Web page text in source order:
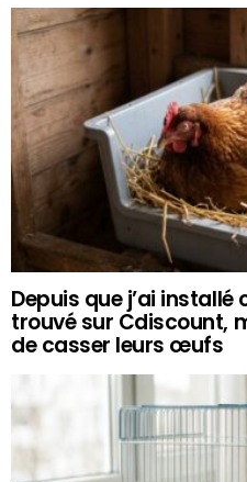
Depuis que j’ai installé
trouvé sur Cdiscount,
de casser leurs œufs